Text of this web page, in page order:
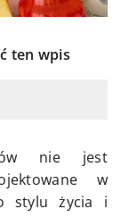
ten wpis
nie jest
w
stylu życia i